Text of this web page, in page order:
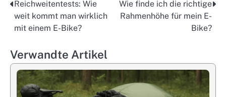
Post
navigation
Reichweitentests: Wie
weit kommt man wirklich
mit einem E-Bike?
Wie finde ich die richtige
Rahmenhöhe für mein E-
Bike?
Verwandte Artikel